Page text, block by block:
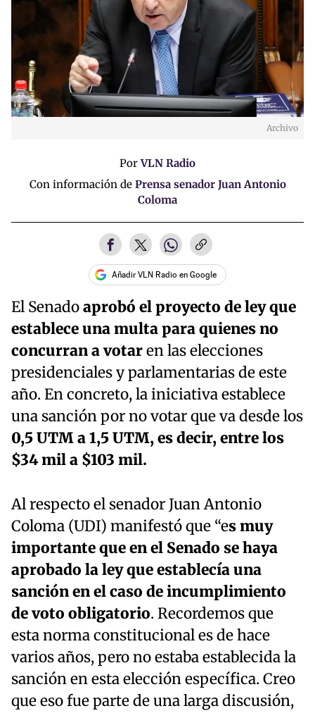
Archivo
PorVLN Radio
Con información de Prensa senador Juan Antonio
Coloma
Añadir VLN Radio en Google
El Senadoaprobó el proyecto de ley que
establece una multa para quienes no
concurran a votaren las elecciones
presidenciales y parlamentarias de este
año. En concreto, la iniciativa establece
una sanción por no votar que va desde los
0,5 UTM a 1,5 UTM, es decir, entre los
$34 mil a $103 mil.
Al respecto el senador Juan Antonio
Coloma (UDI) manifestó que “es muy
importante que en el Senado se haya
aprobado la ley que establecía una
sanción en el caso de incumplimiento
de voto obligatorio. Recordemos que
esta norma constitucional es de hace
varios años, pero no estaba establecida la
sanción en esta elección específica. Creo
que eso fue parte de una larga discusión,